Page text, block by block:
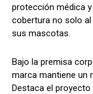
protección médica
cobertura no solo
sus mascotas.
Bajo la premisa
marca mantiene un
Destaca el proyecto